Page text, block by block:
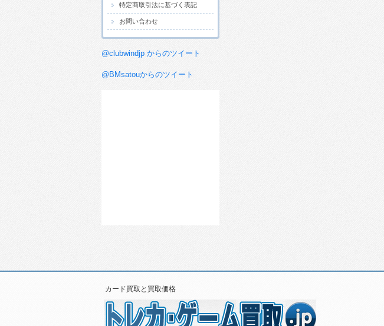
特定商取引法に基づく表記
お問い合わせ
@clubwindjp からのツイート
@BMsatouからのツイート
カード買取と買取価格